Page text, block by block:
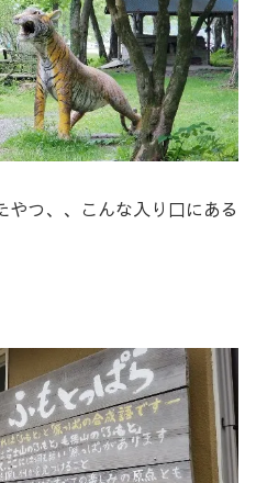
やつ、、こんな入り口にある